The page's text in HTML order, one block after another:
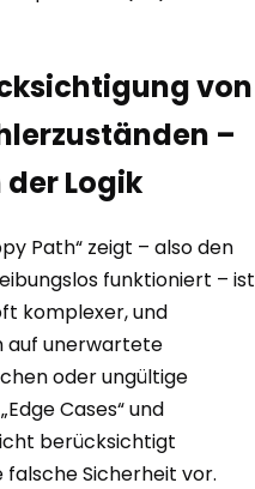
von
–
der Logik
Path“ zeigt – also den
funktioniert – ist
komplexer, und
auf unerwartete
oder ungültige
Cases“ und
berücksichtigt
Sicherheit vor.